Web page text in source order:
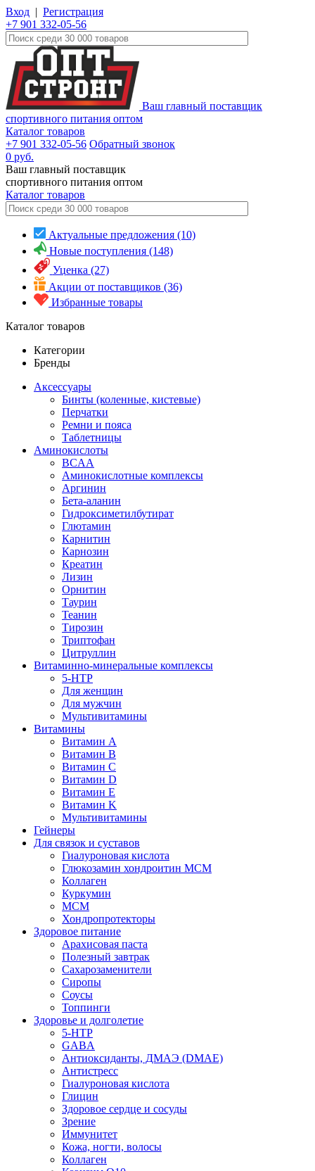
Вход | Регистрация
+7 901 332-05-56
Ваш главный поставщик
спортивного питания оптом
Каталог товаров
+7 901 332-05-56 Обратный звонок
0 руб.
Ваш главный поставщик
спортивного питания оптом
Каталог товаров
Актуальные предложения (10)
Новые поступления (148)
Уценка (27)
Акции от поставщиков (36)
Избранные товары
Каталог товаров
Категории
Бренды
Аксессуары
Бинты (коленные, кистевые)
Перчатки
Ремни и пояса
Таблетницы
Аминокислоты
BCAA
Аминокислотные комплексы
Аргинин
Бета-аланин
Гидроксиметилбутират
Глютамин
Карнитин
Карнозин
Креатин
Лизин
Орнитин
Таурин
Теанин
Тирозин
Триптофан
Цитруллин
Витаминно-минеральные комплексы
5-HTP
Для женщин
Для мужчин
Мультивитамины
Витамины
Витамин A
Витамин B
Витамин C
Витамин D
Витамин E
Витамин K
Мультивитамины
Гейнеры
Для связок и суставов
Гиалуроновая кислота
Глюкозамин хондроитин МСМ
Коллаген
Куркумин
МСМ
Хондропротекторы
Здоровое питание
Арахисовая паста
Полезный завтрак
Сахарозаменители
Сиропы
Соусы
Топпинги
Здоровье и долголетие
5-HTP
GABA
Антиоксиданты, ДМАЭ (DMAE)
Антистресс
Гиалуроновая кислота
Глицин
Здоровое сердце и сосуды
Зрение
Иммунитет
Кожа, ногти, волосы
Коллаген